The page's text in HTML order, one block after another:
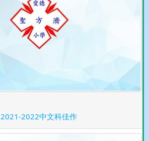
2021-2022中文科佳作